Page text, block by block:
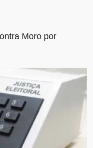
Moro por